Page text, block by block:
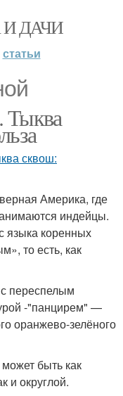
ДАЧИ
статьи
Тыква
Америка, где
индейцы.
языка коренных
то есть, как
переспелым
-"панцирем" —
оранжево-зелёного
быть как
и округлой.